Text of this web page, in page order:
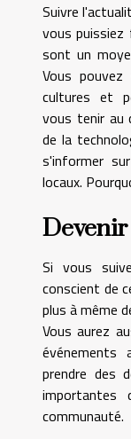
Suivre
vous puissiez
sont un
Vous
cultures et
vous tenir au
de la
s'informer
locaux.
Si vous
conscient de
plus à même
Vous aurez
événements
prendre des
communauté.